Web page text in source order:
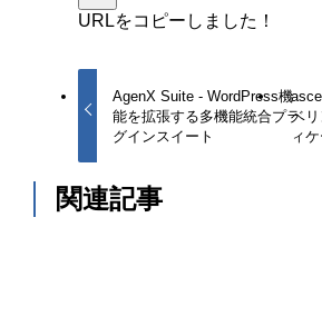
URLをコピーしました！
AgenX Suite - WordPress機
能を拡張する多機能統合プラ
グインスイート
ベ
ィ
関連記事